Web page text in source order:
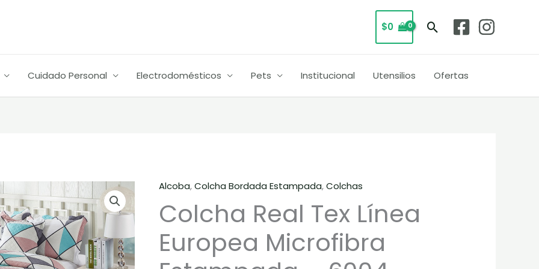
$0 Buscar
Cuidado Personal Electrodomésticos Pets Institucional Utensilios Ofertas
Alcoba,Colcha Bordada Estampada,Colchas
Colcha Real Tex Línea
Europea Microfibra